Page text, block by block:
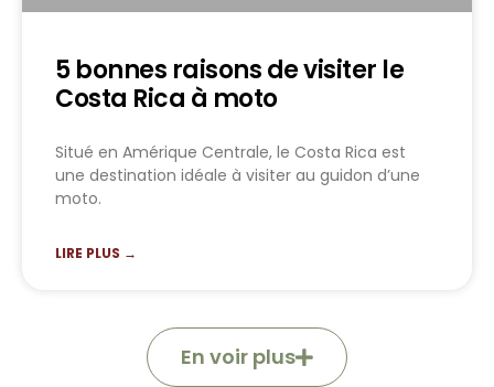
5 bonnes raisons de visiter le
Costa Rica à moto
Situé en Amérique Centrale, le Costa Rica est
une destination idéale à visiter au guidon d’une
moto.
LIRE PLUS →
En voir plus